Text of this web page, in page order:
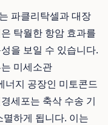
파클리탁셀과 대장
탁월한 항암 효과를
을 보일 수 있습니다.
미세소관
지 공장인 미토콘드
세포는 축삭 수송 기
하게 됩니다. 이는